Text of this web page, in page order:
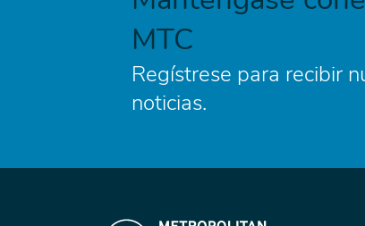
MTC
Regístrese para recibir
noticias.